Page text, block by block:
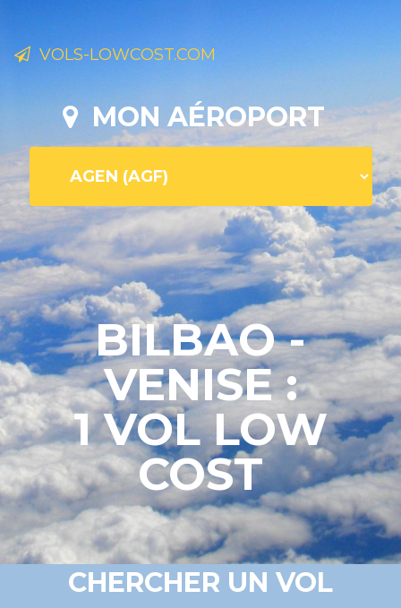
VOLS-LOWCOST.COM
MON AÉROPORT
BILBAO -
VENISE :
1 VOL LOW
COST
CHERCHER UN VOL